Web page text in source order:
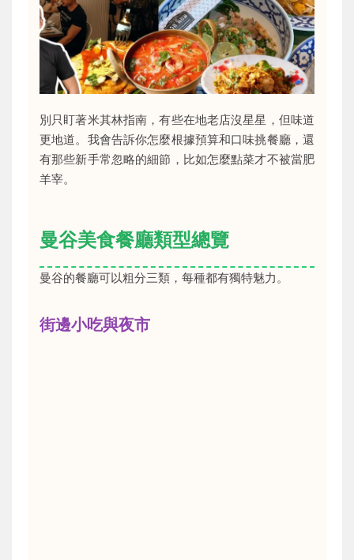
別只盯著米其林指南，有些在地老店沒星星，但味道
更地道。我會告訴你怎麼根據預算和口味挑餐廳，還
有那些新手常忽略的細節，比如怎麼點菜才不被當肥
羊宰。
曼谷美食餐廳類型總覽
曼谷的餐廳可以粗分三類，每種都有獨特魅力。
街邊小吃與夜市